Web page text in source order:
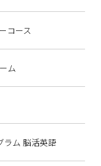
コース
ム
ラム 脳活英語